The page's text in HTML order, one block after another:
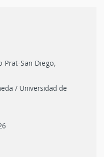
Prat-San Diego,
/ Universidad de